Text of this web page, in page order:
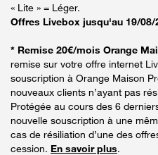
« Lite » = Léger.
Offres Livebox jusqu'au 19/08/
* Remise 20€/mois Orange
remise sur votre offre internet
souscription à Orange Maison
nouveaux clients n’ayant pas
Protégée au cours des 6
nouvelle souscription à une
cas de résiliation d’une des
cession. En savoir plus.